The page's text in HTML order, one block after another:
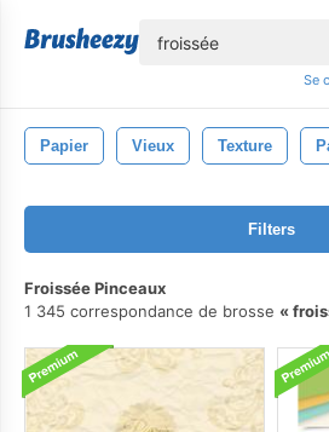
Se
Papier Vieux Texture
Filters
Froissée Pinceaux
1 345 correspondance de brosse